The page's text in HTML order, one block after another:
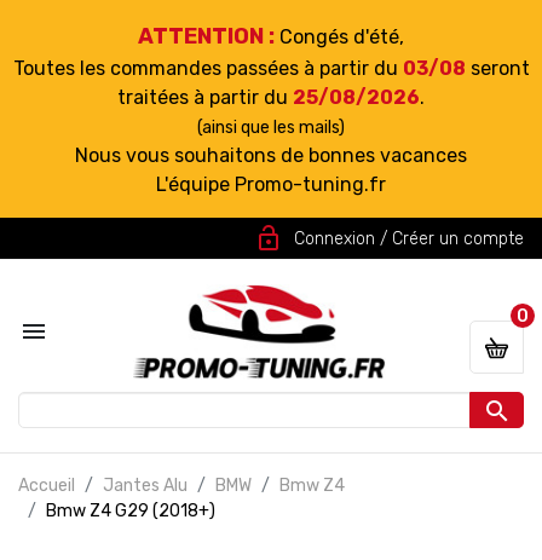
ATTENTION : Congés d'été,
Toutes les commandes passées à partir du 03/08 seront
traitées à partir du 25/08/2026.
(ainsi que les mails)
Nous vous souhaitons de bonnes vacances
L'équipe Promo-tuning.fr
lock_open Connexion / Créer un compte


0
Accueil Jantes Alu BMW
Bmw Z4
Bmw Z4 G29 (2018+)